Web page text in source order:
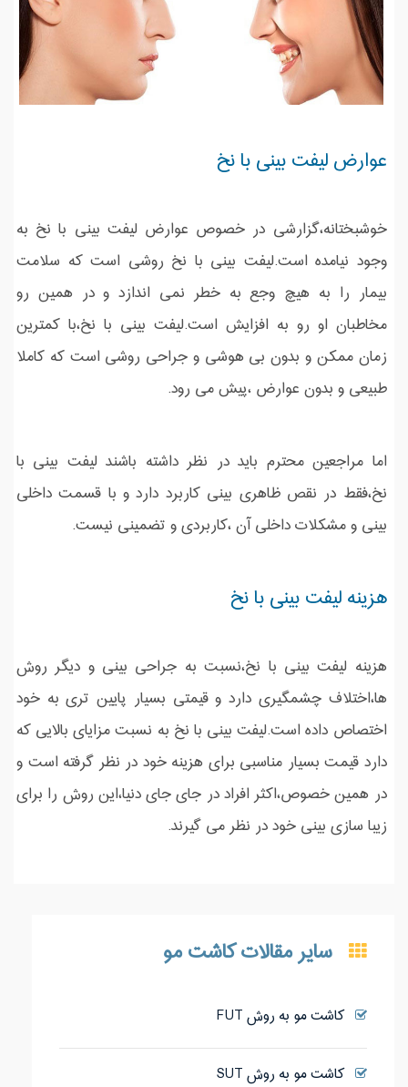
عوارض لیفت بینی با نخ
خوشبختانه،گزارشی در خصوص عوارض لیفت بینی با نخ به
وجود نیامده است.لیفت بینی با نخ روشی است که سلامت
بیمار را به هیچ وجع به خطر نمی اندازد و در همین رو
مخاطبان او رو به افزایش است.لیفت بینی با نخ،با کمترین
زمان ممکن و بدون بی هوشی و جراحی روشی است که کاملا
طبیعی و بدون عوارض ،پیش می رود.
اما مراجعین محترم باید در نظر داشته باشند لیفت بینی با
نخ،فقط در نقص ظاهری بینی کاربرد دارد و با قسمت داخلی
بینی و مشکلات داخلی آن ،کاربردی و تضمینی نیست.
هزینه لیفت بینی با نخ
هزینه لیفت بینی با نخ،نسبت به جراحی بینی و دیگر روش
ها،اختلاف چشمگیری دارد و قیمتی بسیار پایین تری به خود
اختصاص داده است.لیفت بینی با نخ به نسبت مزایای بالایی که
دارد قیمت بسیار مناسبی برای هزینه خود در نظر گرفته است و
در همین خصوص،اکثر افراد در جای جای دنیا،این روش را برای
زیبا سازی بینی خود در نظر می گیرند.
سایر مقالات کاشت مو
کاشت مو به روش FUT
کاشت مو به روش SUT